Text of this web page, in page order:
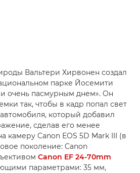
Вальтери Хирвонен создал
парке Йосемити
очень пасмурным днем». Он
так, чтобы в кадр попал свет
который добавил
сделав его менее
камеру Canon EOS 5D Mark III (в
поколение: Canon
Canon EF 24-70mm
параметрами: 35 мм,